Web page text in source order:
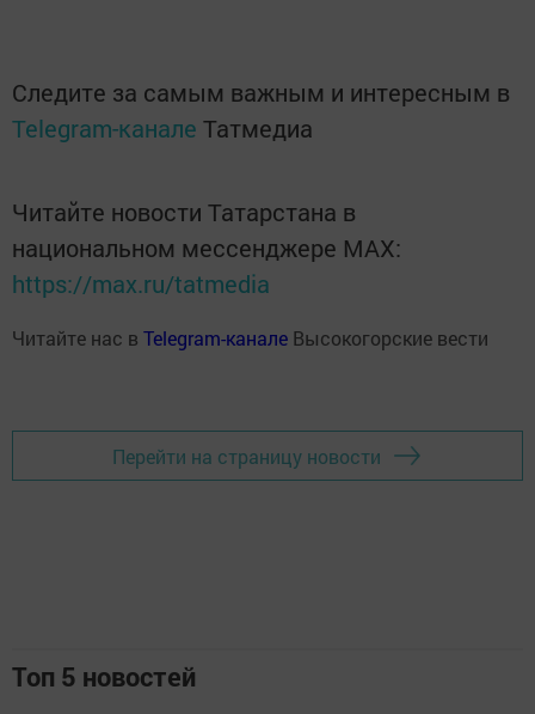
Следите за самым важным и интересным в
Telegram-канале Татмедиа
Читайте новости Татарстана в
национальном мессенджере MАХ:
https://max.ru/tatmedia
Читайте нас в Telegram-канале Высокогорские вести
Перейти на страницу новости
Топ 5 новостей